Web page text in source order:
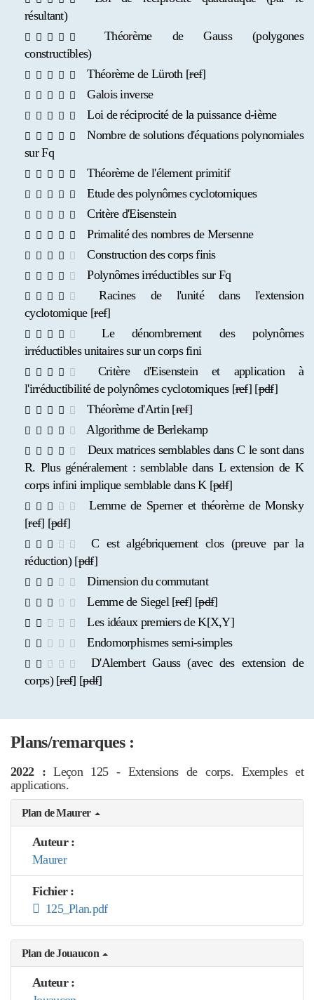
résultant)
Théorème de Gauss (polygones
constructibles)
Théorème de Lüroth [ref]
Galois inverse
Loi de réciprocité de la puissance d-ième
Nombre de solutions d'équations polynomiales
sur Fq
Théorème de l'élement primitif
Etude des polynômes cyclotomiques
Critère d'Eisenstein
Primalité des nombres de Mersenne
Construction des corps finis
Polynômes irréductibles sur Fq
Racines de l'unité dans l'extension
cyclotomique [ref]
Le dénombrement des polynômes
irréductibles unitaires sur un corps fini
Critère d'Eisenstein et application à
l'irréductibilité de polynômes cyclotomiques [ref] [pdf]
Théorème d'Artin [ref]
Algorithme de Berlekamp
Deux matrices semblables dans C le sont dans
R. Plus généralement : semblable dans L extension de K
corps infini implique semblable dans K [pdf]
Lemme de Sperner et théorème de Monsky
[ref] [pdf]
C est algébriquement clos (preuve par la
réduction) [pdf]
Dimension du commutant
Lemme de Siegel [ref] [pdf]
Les idéaux premiers de K[X,Y]
Endomorphismes semi-simples
D'Alembert Gauss (avec des extension de
corps) [ref] [pdf]
Plans/remarques :
2022 : Leçon 125 - Extensions de corps. Exemples et
applications.
Plan de Maurer
Auteur :
Maurer
Fichier :
125_Plan.pdf
Plan de Jouaucon
Auteur :